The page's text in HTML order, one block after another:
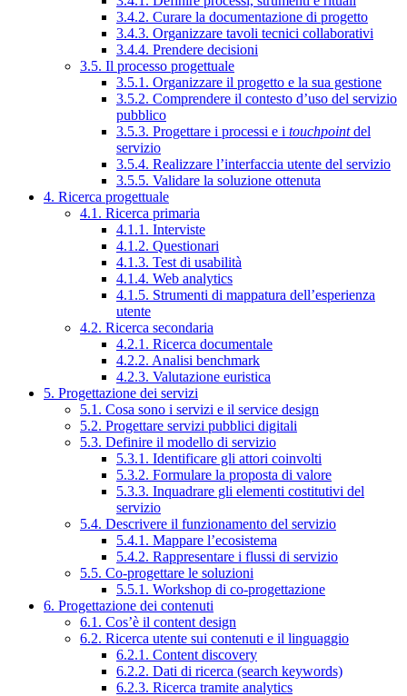
3.4.2. Curare la documentazione di progetto
3.4.3. Organizzare tavoli tecnici collaborativi
3.4.4. Prendere decisioni
3.5. Il processo progettuale
3.5.1. Organizzare il progetto e la sua gestione
3.5.2. Comprendere il contesto d’uso del servizio
pubblico
3.5.3. Progettare i processi e i touchpointdel
servizio
3.5.4. Realizzare l’interfaccia utente del servizio
3.5.5. Validare la soluzione ottenuta
4. Ricerca progettuale
4.1. Ricerca primaria
4.1.1. Interviste
4.1.2. Questionari
4.1.3. Test di usabilità
4.1.4. Web analytics
4.1.5. Strumenti di mappatura dell’esperienza
utente
4.2. Ricerca secondaria
4.2.1. Ricerca documentale
4.2.2. Analisi benchmark
4.2.3. Valutazione euristica
5. Progettazione dei servizi
5.1. Cosa sono i servizi e il service design
5.2. Progettare servizi pubblici digitali
5.3. Definire il modello di servizio
5.3.1. Identificare gli attori coinvolti
5.3.2. Formulare la proposta di valore
5.3.3. Inquadrare gli elementi costitutivi del
servizio
5.4. Descrivere il funzionamento del servizio
5.4.1. Mappare l’ecosistema
5.4.2. Rappresentare i flussi di servizio
5.5. Co-progettare le soluzioni
5.5.1. Workshop di co-progettazione
6. Progettazione dei contenuti
6.1. Cos’è il content design
6.2. Ricerca utente sui contenuti e il linguaggio
6.2.1. Content discovery
6.2.2. Dati di ricerca (search keywords)
6.2.3. Ricerca tramite analytics